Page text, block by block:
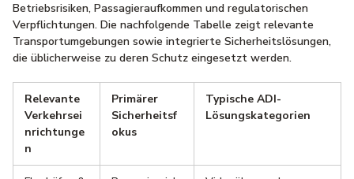
Betriebsrisiken, Passagieraufkommen und regulatorischen
Verpflichtungen. Die nachfolgende Tabelle zeigt relevante
Transportumgebungen sowie integrierte Sicherheitslösungen,
die üblicherweise zu deren Schutz eingesetzt werden.
Relevante
Verkehrsei
nrichtunge
n
Primärer
Sicherheitsf
okus
Typische ADI-
Lösungskategorien